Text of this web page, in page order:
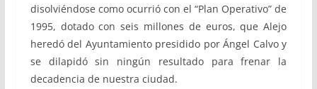
disolviéndose como ocurrió con el “Plan Operativo” de
1995, dotado con seis millones de euros, que Alejo
heredó del Ayuntamiento presidido por Ángel Calvo y
se dilapidó sin ningún resultado para frenar la
decadencia de nuestra ciudad.